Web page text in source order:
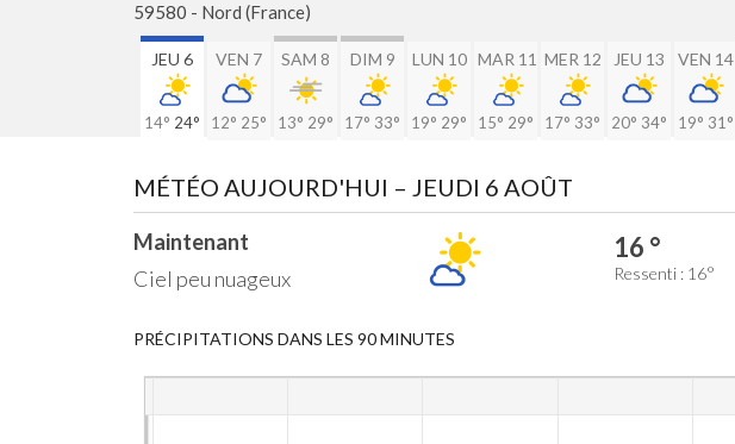
59580 - Nord (France)
JEU 6
14° 24°
VEN 7
12° 25°
SAM 8
13° 29°
DIM 9
17° 33°
LUN 10
19° 29°
MAR 11
15° 29°
MER 12
17° 33°
JEU 13
20° 34°
VEN 14
19° 31°
MÉTÉO AUJOURD'HUI – JEUDI 6 AOÛT
Maintenant
Ciel peu nuageux
16 °
Ressenti : 16°
PRÉCIPITATIONS DANS LES 90 MINUTES